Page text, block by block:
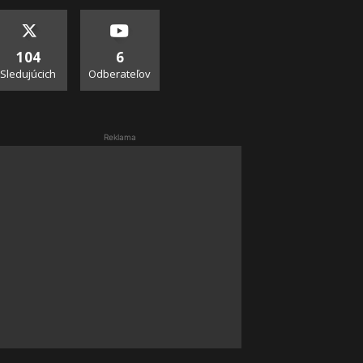
104
Sledujúcich
6
Odberateľov
Reklama